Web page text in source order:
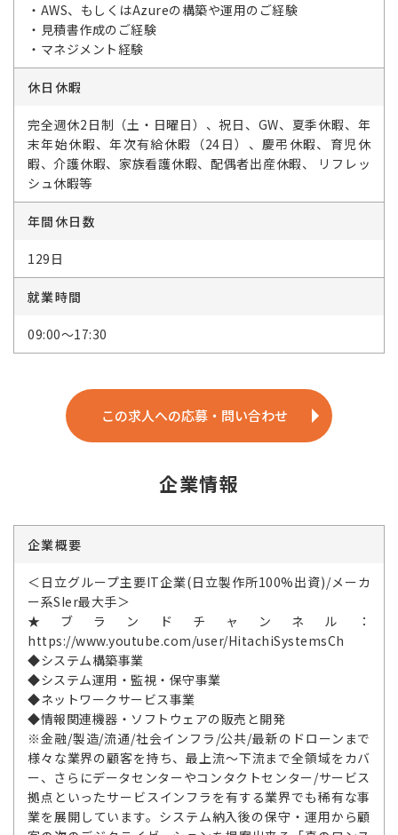
・AWS、もしくはAzureの構築や運用のご経験
・見積書作成のご経験
・マネジメント経験
休日休暇
完全週休2日制（土・日曜日）、祝日、GW、夏季休暇、年
末年始休暇、年次有給休暇（24日）、慶弔休暇、育児休
暇、介護休暇、家族看護休暇、配偶者出産休暇、 リフレッ
シュ休暇等
年間休日数
129日
就業時間
09:00～17:30
この求人への応募・問い合わせ
企業情報
企業概要
＜日立グループ主要IT企業(日立製作所100%出資)/メーカ
ー系SIer最大手＞
★ブランドチャンネル：
https://www.youtube.com/user/HitachiSystemsCh
◆システム構築事業
◆システム運用・監視・保守事業
◆ネットワークサービス事業
◆情報関連機器・ソフトウェアの販売と開発
※金融/製造/流通/社会インフラ/公共/最新のドローンまで
様々な業界の顧客を持ち、最上流～下流まで全領域をカバ
ー、さらにデータセンターやコンタクトセンター/サービス
拠点といったサービスインフラを有する業界でも稀有な事
業を展開しています。システム納入後の保守・運用から顧